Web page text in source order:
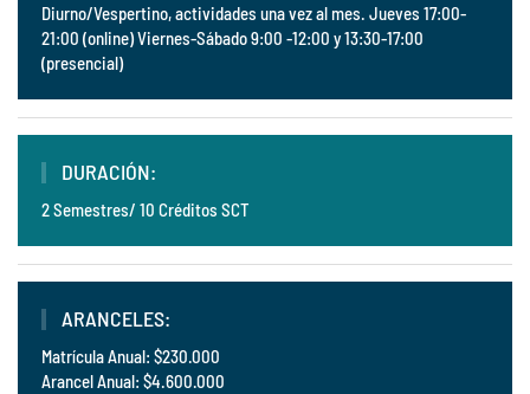
Diurno/Vespertino, actividades una vez al mes. Jueves 17:00-
21:00 (online) Viernes-Sábado 9:00 -12:00 y 13:30-17:00
(presencial)
DURACIÓN:
2 Semestres/ 10 Créditos SCT
ARANCELES:
Matrícula Anual: $230.000
Arancel Anual: $4.600.000